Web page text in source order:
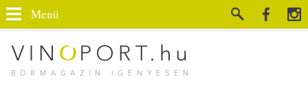
BORMAGAZIN IGÉNYESEN
Menü